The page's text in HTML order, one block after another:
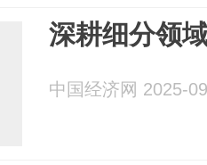
深耕细分领
中国经济网 2025-